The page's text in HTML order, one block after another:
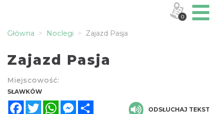
Główna Noclegi Zajazd Pasja
Zajazd Pasja
Miejscowość:
SŁAWKÓW
FacebookTwitterWhatsAppMessenger
ODSŁUCHAJ TEKST
0